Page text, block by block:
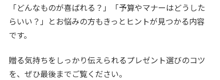
「どんなものが喜ばれる？」「予算やマナーはどうした
らいい？」とお悩みの方もきっとヒントが見つかる内容
です。
贈る気持ちをしっかり伝えられるプレゼント選びのコツ
を、ぜひ最後までご覧ください。